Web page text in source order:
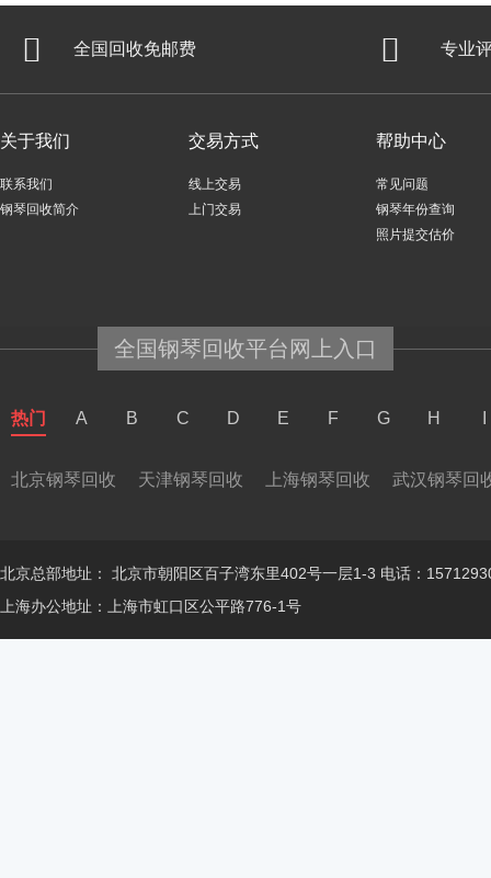
全国回收免邮费 专业
关于我们
联系我们
钢琴回收简介
交易方式
线上交易
上门交易
帮助中心
常见问题
钢琴年份查询
照片提交估价
全国钢琴回收平台网上入口
热门 A B C D E F G H
北京钢琴回收 天津钢琴回收 上海钢琴回收 武汉钢琴回
北京总部地址： 北京市朝阳区百子湾东里402号一层1-3 电话：
上海办公地址：上海市虹口区公平路776-1号